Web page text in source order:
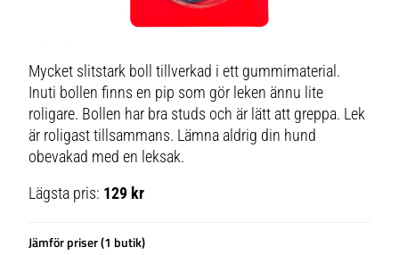
Mycket slitstark boll tillverkad i ett gummimaterial.
Inuti bollen finns en pip som gör leken ännu lite
roligare. Bollen har bra studs och är lätt att greppa. Lek
är roligast tillsammans. Lämna aldrig din hund
obevakad med en leksak.
Lägsta pris: 129 kr
Jämför priser (1 butik)